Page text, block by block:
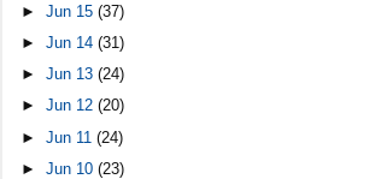
►Jun 15(37)
►Jun 14(31)
►Jun 13(24)
►Jun 12(20)
►Jun 11(24)
►Jun 10(23)